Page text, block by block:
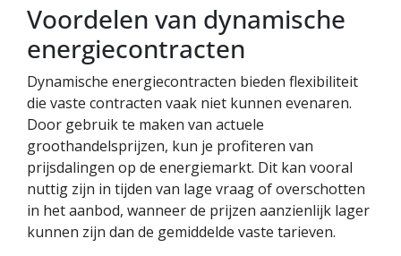
Voordelen van dynamische
energiecontracten
Dynamische energiecontracten bieden flexibiliteit
die vaste contracten vaak niet kunnen evenaren.
Door gebruik te maken van actuele
groothandelsprijzen, kun je profiteren van
prijsdalingen op de energiemarkt. Dit kan vooral
nuttig zijn in tijden van lage vraag of overschotten
in het aanbod, wanneer de prijzen aanzienlijk lager
kunnen zijn dan de gemiddelde vaste tarieven.